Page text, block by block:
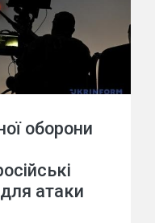
оборони
атаки